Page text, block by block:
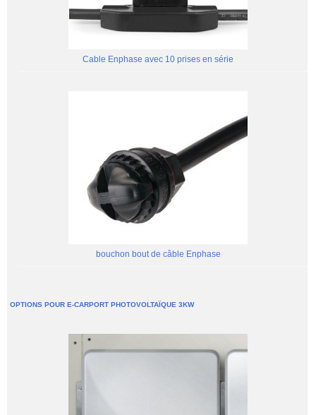
Cable Enphase avec 10 prises en série
bouchon bout de câble Enphase
OPTIONS POUR E-CARPORT PHOTOVOLTAÏQUE 3KW